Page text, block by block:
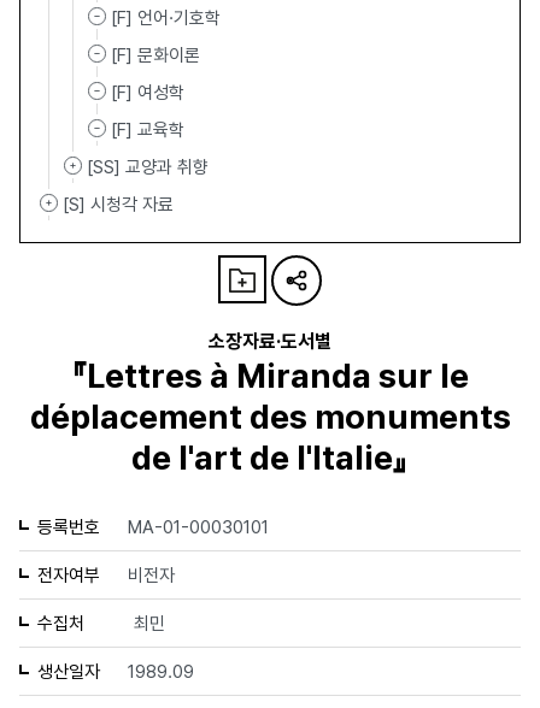
[F] 언어·기호학
[F] 문화이론
[F] 여성학
[F] 교육학
[SS] 교양과 취향
[S] 시청각 자료
소장자료·도서별
『Lettres à Miranda sur le
déplacement des monuments
de l'art de l'Italie』
등록번호 MA-01-00030101
전자여부 비전자
수집처 최민
생산일자 1989.09